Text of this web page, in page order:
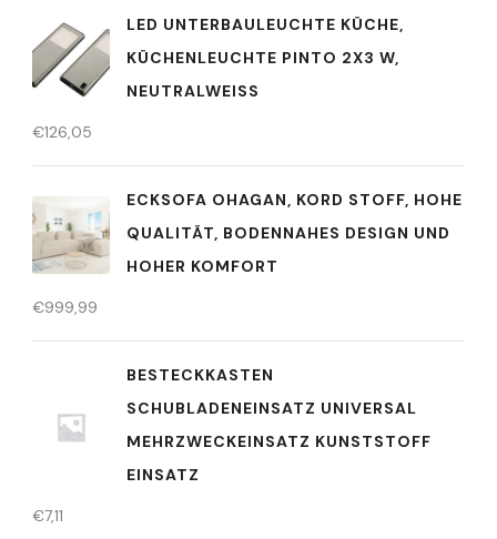
LED UNTERBAULEUCHTE KÜCHE,
KÜCHENLEUCHTE PINTO 2X3 W,
NEUTRALWEISS
€126,05
ECKSOFA OHAGAN, KORD STOFF, HOHE
QUALITÄT, BODENNAHES DESIGN UND
HOHER KOMFORT
€999,99
BESTECKKASTEN
SCHUBLADENEINSATZ UNIVERSAL
MEHRZWECKEINSATZ KUNSTSTOFF
EINSATZ
€7,11